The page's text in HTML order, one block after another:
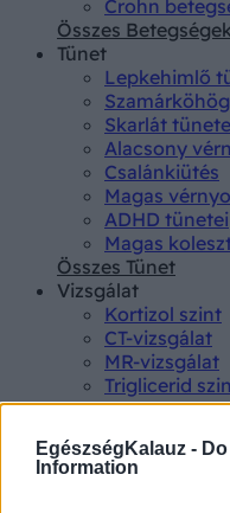
EgészségKalauz -
Information
Crohn
Összes
Tünet
Lepkehimlő
Skarlát
Alacsony
Csalánkiütés
Magas
ADHD tünetei
Magas
Összes Tünet
Vizsgálat
Kortizol szint
CT-vizsgálat
MR-vizsgálat
Triglicerid
LDL-
Mammográfia
EKG